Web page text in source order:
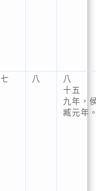
七 八
八
十五
九年，
臧元年